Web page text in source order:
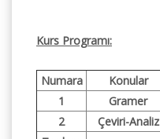
Kurs Programı:
Numara Konular
1
Gramer
2
Çeviri-Analiz